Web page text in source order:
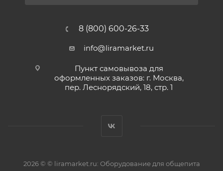
8 (800) 600-26-33
info@liramarket.ru
Пункт самовывоза для
оформленных заказов: г. Москва,
пер. Леснорядский, 18, стр. 1
2026 © © liramarket.ru: Оборудование для общепита